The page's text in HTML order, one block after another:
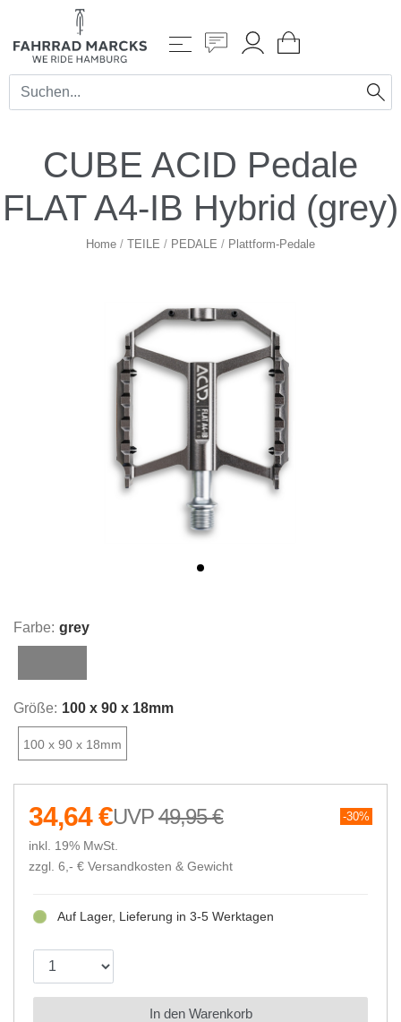
CUBE ACID Pedale
FLAT A4-IB Hybrid (grey)
Home / TEILE / PEDALE / Plattform-Pedale
Farbe: grey
Größe: 100 x 90 x 18mm
100 x 90 x 18mm
49,95 € 30%
34,64 €
inkl. 19% MwSt.
zzgl. 6,- € Versandkosten & Gewicht
Auf Lager, Lieferung in 3-5 Werktagen
In den Warenkorb